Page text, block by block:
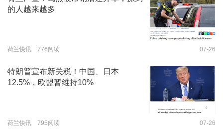
的人越来越多
荷兰快讯 776阅读 07-26
特朗普宣布新关税！中国、日本
12.5%，欧盟暂维持10%
荷兰快讯 795阅读 07-26